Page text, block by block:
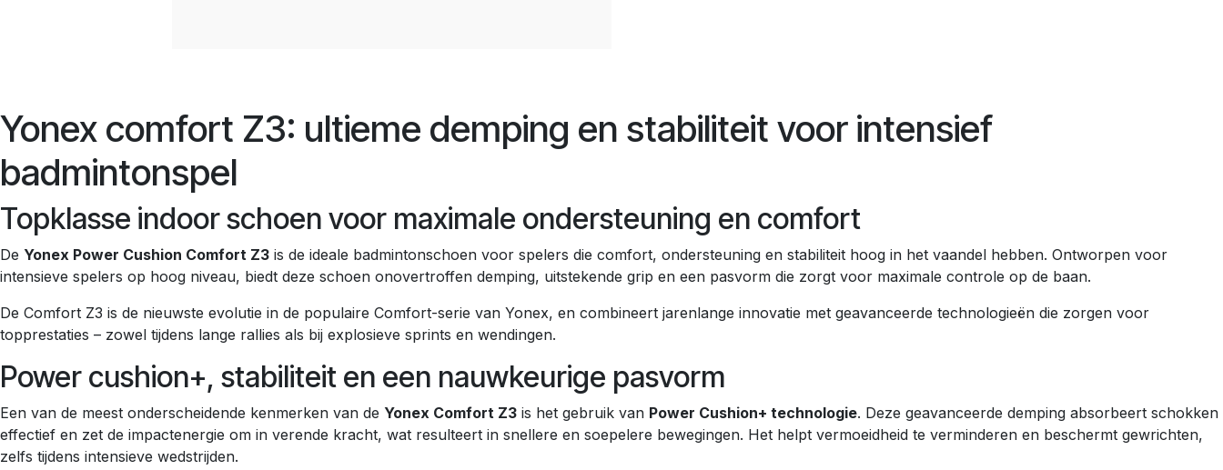
Yonex comfort Z3: ultieme demping en stabiliteit voor intensief
badmintonspel
Topklasse indoor schoen voor maximale ondersteuning en comfort
De Yonex Power Cushion Comfort Z3 is de ideale badmintonschoen voor spelers die comfort, ondersteuning en stabiliteit hoog in het vaandel hebben. Ontworpen voor
intensieve spelers op hoog niveau, biedt deze schoen onovertroffen demping, uitstekende grip en een pasvorm die zorgt voor maximale controle op de baan.
De Comfort Z3 is de nieuwste evolutie in de populaire Comfort-serie van Yonex, en combineert jarenlange innovatie met geavanceerde technologieën die zorgen voor
topprestaties – zowel tijdens lange rallies als bij explosieve sprints en wendingen.
Power cushion+, stabiliteit en een nauwkeurige pasvorm
Een van de meest onderscheidende kenmerken van de Yonex Comfort Z3 is het gebruik van Power Cushion+ technologie. Deze geavanceerde demping absorbeert schokken
effectief en zet de impactenergie om in verende kracht, wat resulteert in snellere en soepelere bewegingen. Het helpt vermoeidheid te verminderen en beschermt gewrichten,
zelfs tijdens intensieve wedstrijden.